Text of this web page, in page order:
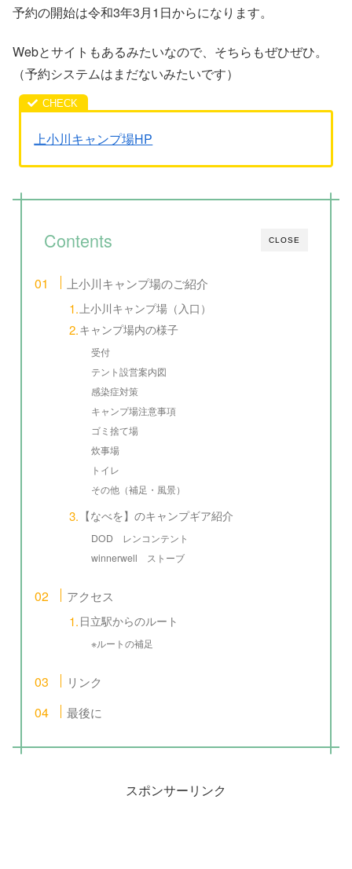
予約の開始は令和3年3月1日からになります。
Webとサイトもあるみたいなので、そちらもぜひぜひ。
（予約システムはまだないみたいです）
上小川キャンプ場HP
CLOSE
Contents
上小川キャンプ場のご紹介
上小川キャンプ場（入口）
キャンプ場内の様子
受付
テント設営案内図
感染症対策
キャンプ場注意事項
ゴミ捨て場
炊事場
トイレ
その他（補足・風景）
【なべを】のキャンプギア紹介
DOD レンコンテント
winnerwell ストーブ
アクセス
日立駅からのルート
※ルートの補足
リンク
最後に
スポンサーリンク